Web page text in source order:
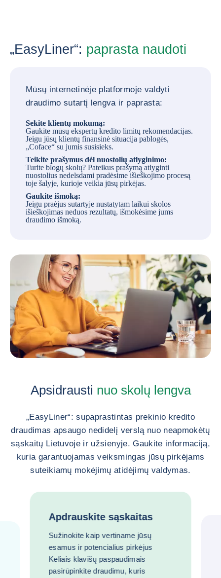
„EasyLiner“: paprasta naudoti
Mūsų internetinėje platformoje valdyti
draudimo sutartį lengva ir paprasta:
Sekite klientų mokumą:
Gaukite mūsų ekspertų kredito limitų rekomendacijas.
Jeigu jūsų klientų finansinė situacija pablogės,
„Coface“ su jumis susisieks.
Teikite prašymus dėl nuostolių atlyginimo:
Turite blogų skolų? Pateikus prašymą atlyginti
nuostolius nedelsdami pradėsime išieškojimo procesą
toje šalyje, kurioje veikia jūsų pirkėjas.
Gaukite išmoką:
Jeigu praėjus sutartyje nustatytam laikui skolos
išieškojimas neduos rezultatų, išmokėsime jums
draudimo išmoką.
Apsidrausti nuo skolų lengva
„EasyLiner“: supaprastintas prekinio kredito
draudimas apsaugo nedidelį verslą nuo neapmokėtų
sąskaitų Lietuvoje ir užsienyje. Gaukite informaciją,
kuria garantuojamas veiksmingas jūsų pirkėjams
suteikiamų mokėjimų atidėjimų valdymas.
Apdrauskite sąskaitas
Sužinokite kaip vertiname jūsų
esamus ir potencialius pirkėjus
Keliais klavišų paspaudimais
pasirūpinkite draudimu, kuris